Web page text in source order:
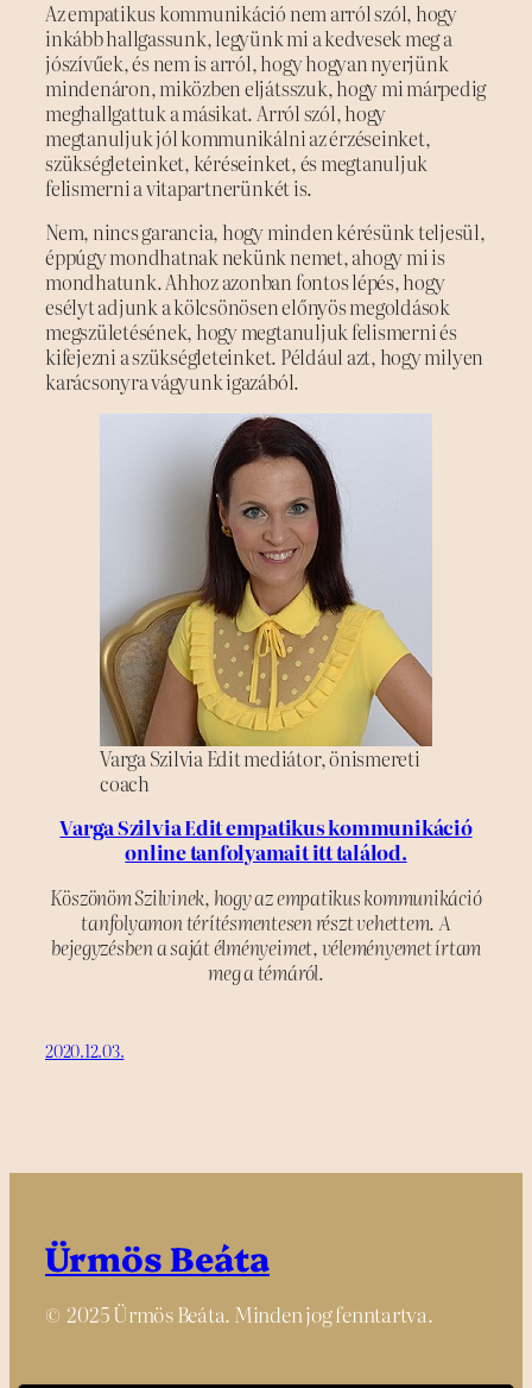
Az empatikus kommunikáció nem arról szól, hogy
inkább hallgassunk, legyünk mi a kedvesek meg a
jószívűek, és nem is arról, hogy hogyan nyerjünk
mindenáron, miközben eljátsszuk, hogy mi márpedig
meghallgattuk a másikat. Arról szól, hogy
megtanuljuk jól kommunikálni az érzéseinket,
szükségleteinket, kéréseinket, és megtanuljuk
felismerni a vitapartnerünkét is.
Nem, nincs garancia, hogy minden kérésünk teljesül,
éppúgy mondhatnak nekünk nemet, ahogy mi is
mondhatunk. Ahhoz azonban fontos lépés, hogy
esélyt adjunk a kölcsönösen előnyös megoldások
megszületésének, hogy megtanuljuk felismerni és
kifejezni a szükségleteinket. Például azt, hogy milyen
karácsonyra vágyunk igazából.
Varga Szilvia Edit mediátor, önismereti
coach
Varga Szilvia Edit empatikus kommunikáció
online tanfolyamait itt találod.
Köszönöm Szilvinek, hogy az empatikus kommunikáció
tanfolyamon térítésmentesen részt vehettem. A
bejegyzésben a saját élményeimet, véleményemet írtam
meg a témáról.
2020.12.03.
Ürmös Beáta
© 2025 Ürmös Beáta. Minden jog fenntartva.